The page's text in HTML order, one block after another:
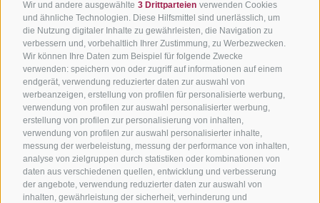
Wir und andere ausgewählte 3 Drittparteien verwenden Cookies
und ähnliche Technologien. Diese Hilfsmittel sind unerlässlich, um
die Nutzung digitaler Inhalte zu gewährleisten, die Navigation zu
verbessern und, vorbehaltlich Ihrer Zustimmung, zu Werbezwecken.
Wir können Ihre Daten zum Beispiel für folgende Zwecke
verwenden: speichern von oder zugriff auf informationen auf einem
endgerät, verwendung reduzierter daten zur auswahl von
werbeanzeigen, erstellung von profilen für personalisierte werbung,
verwendung von profilen zur auswahl personalisierter werbung,
erstellung von profilen zur personalisierung von inhalten,
verwendung von profilen zur auswahl personalisierter inhalte,
messung der werbeleistung, messung der performance von inhalten,
analyse von zielgruppen durch statistiken oder kombinationen von
daten aus verschiedenen quellen, entwicklung und verbesserung
der angebote, verwendung reduzierter daten zur auswahl von
inhalten, gewährleistung der sicherheit, verhinderung und